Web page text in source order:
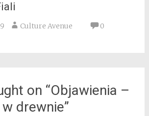
Culture Avenue
0
on “Objawienia –
drewnie”